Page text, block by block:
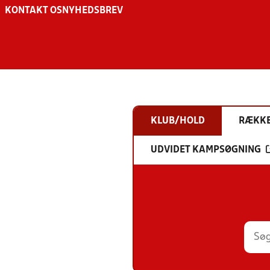
KONTAKT OS NYHEDSBREV
KLUB/HOLD
UDVIDET KAMPSØGNING